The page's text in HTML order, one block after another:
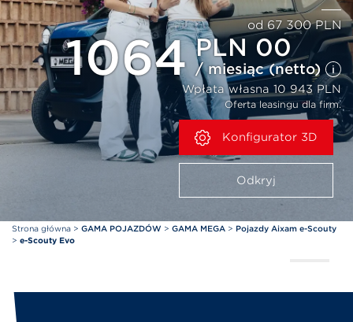
od 67 300 PLN
1064 PLN 00
/ miesiąc (netto)
Wpłata własna 10 943 PLN
Oferta leasingu dla firm.
Konfigurator 3D
Odkryj
Strona główna > GAMA POJAZDÓW > GAMA MEGA > Pojazdy Aixam e-Scouty
> e-Scouty Evo